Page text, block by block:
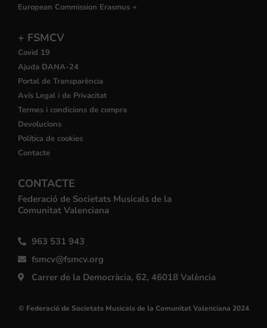
European Commission Erasmus +
+ FSMCV
Covid 19
Ajuda DANA-24
Portal de Transparència
Avís Legal i de Privacitat
Termes i condicions de compra
Devolucions
Política de cookies
Contacte
CONTACTE
Federació de Societats Musicals de la
Comunitat Valenciana
963 531 943
fsmcv@fsmcv.org
Carrer de la Democràcia, 62, 46018 València
© Federació de Societats Musicals de la Comunitat Valenciana 2024